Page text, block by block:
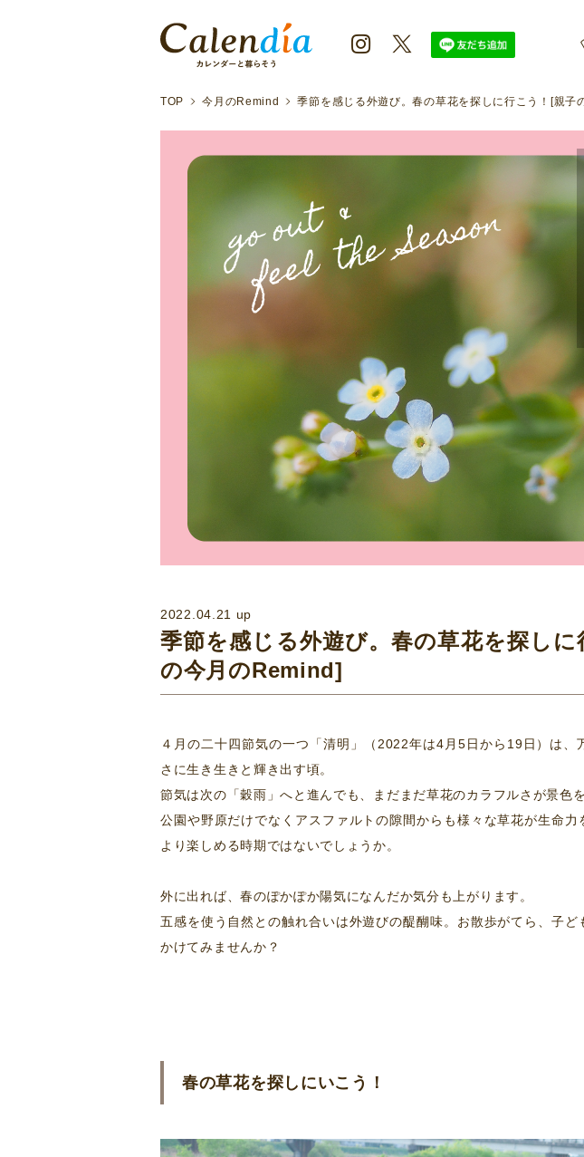
TOP 今月のRemind 季節を感じる外遊び。春の草花を探しに行こう！[親子
2022.04.21 up
季節を感じる外遊び。春の草花を探し
の今月のRemind]
４月の二十四節気の一つ「清明」（2022年は4月5日から19日）は、
さに生き生きと輝き出す頃。
節気は次の「穀雨」へと進んでも、まだまだ草花のカラフルさが景色
公園や野原だけでなくアスファルトの隙間からも様々な草花が生命力
より楽しめる時期ではないでしょうか。
外に出れば、春のぽかぽか陽気になんだか気分も上がります。
五感を使う自然との触れ合いは外遊びの醍醐味。お散歩がてら、子ど
かけてみませんか？
春の草花を探しにいこう！